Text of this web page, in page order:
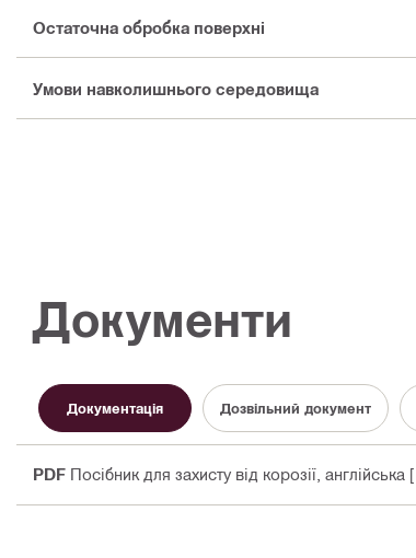
Остаточна обробка поверхні
Умови навколишнього середовища
Документи
Документація Дозвільний документ
PDF Посібник для захисту від корозії , англійська